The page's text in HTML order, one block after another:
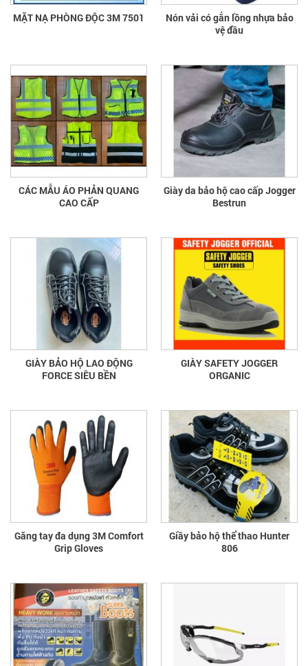
MẶT NẠ PHÒNG ĐỘC 3M 7501
Nón vải có gắn lồng nhựa bảo
vệ đầu
CÁC MẪU ÁO PHẢN QUANG
CAO CẤP
Giày da bảo hộ cao cấp Jogger
Bestrun
GIÀY BẢO HỘ LAO ĐỘNG
FORCE SIÊU BỀN
GIÀY SAFETY JOGGER
ORGANIC
Găng tay đa dụng 3M Comfort
Grip Gloves
Giầy bảo hộ thể thao Hunter
806